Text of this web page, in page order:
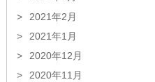
2021年2月
2021年1月
2020年12月
2020年11月